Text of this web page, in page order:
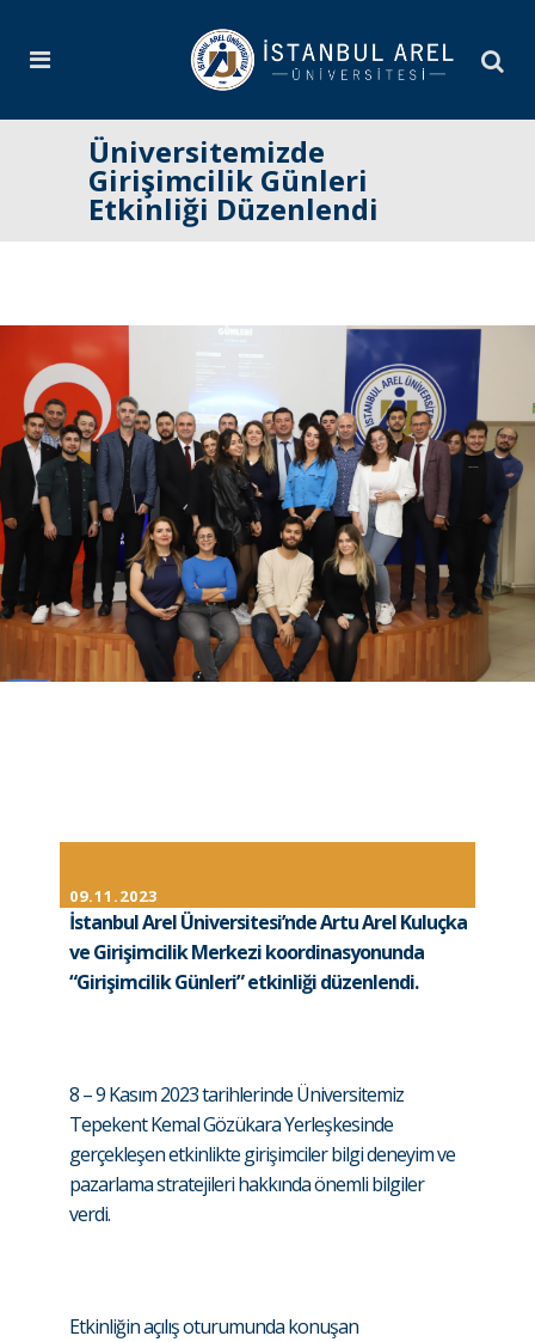
Üniversitemizde
Girişimcilik Günleri
Etkinliği Düzenlendi
09.11.2023
İstanbul Arel Üniversitesi’nde Artu Arel Kuluçka
ve Girişimcilik Merkezi koordinasyonunda
“Girişimcilik Günleri” etkinliği düzenlendi.
8 – 9 Kasım 2023 tarihlerinde Üniversitemiz
Tepekent Kemal Gözükara Yerleşkesinde
gerçekleşen etkinlikte girişimciler bilgi deneyim ve
pazarlama stratejileri hakkında önemli bilgiler
verdi.
Etkinliğin açılış oturumunda konuşan